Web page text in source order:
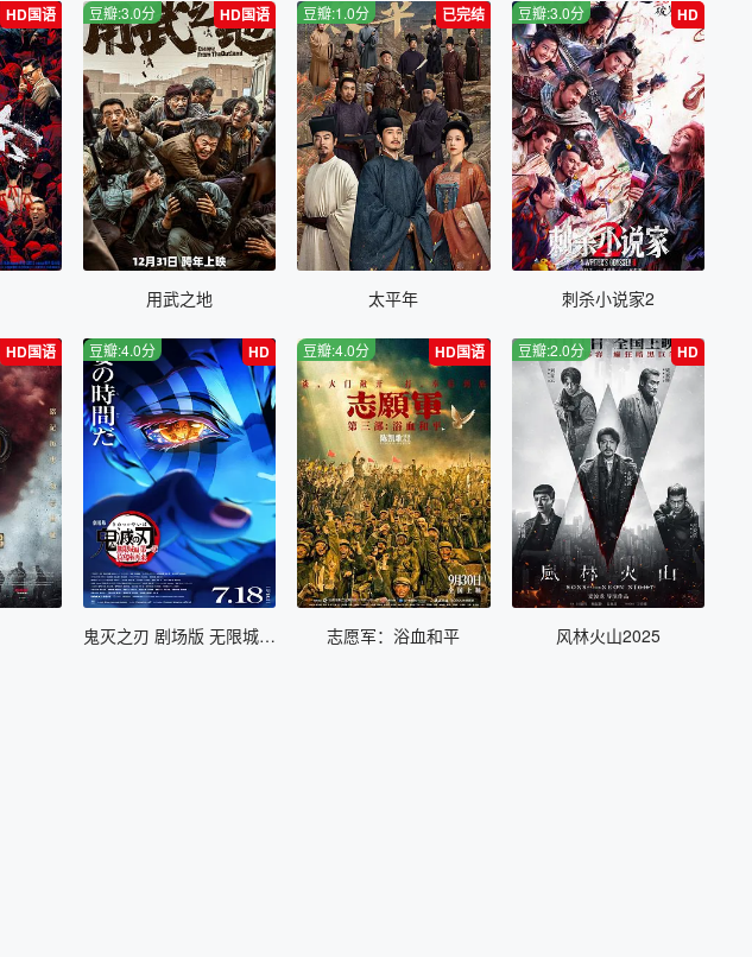
HD国语 HD国语
豆瓣:3.0分
用武之地
已完结
豆瓣:1.0分
太平年
HD
豆瓣:3.0分
刺杀小说家2
HD国语 HD
豆瓣:4.0分
鬼灭之刃 剧场版 无限城篇 第一章 猗窝座再来
HD国语
豆瓣:4.0分
志愿军：浴血和平
HD
豆瓣:2.0分
风林火山2025